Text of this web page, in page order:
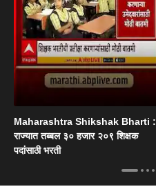
Maharashtra Shikshak Bharti :
राज्यात तब्बल ३० हजार २०९ शिक्षक
पदांसाठी भरती